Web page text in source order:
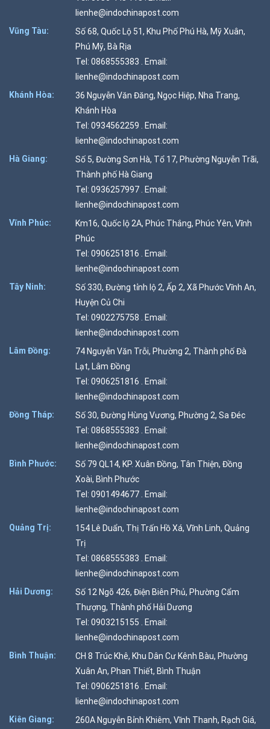
lienhe@indochinapost.com
Vũng Tàu:
Số 68, Quốc Lộ 51, Khu Phố Phú Hà, Mỹ Xuân,
Phú Mỹ, Bà Rịa
Tel: 0868555383 . Email:
lienhe@indochinapost.com
Khánh Hòa:
36 Nguyễn Văn Đăng, Ngọc Hiệp, Nha Trang,
Khánh Hòa
Tel: 0934562259 . Email:
lienhe@indochinapost.com
Hà Giang:
Số 5, Đường Sơn Hà, Tổ 17, Phường Nguyễn Trãi,
Thành phố Hà Giang
Tel: 0936257997 . Email:
lienhe@indochinapost.com
Vĩnh Phúc:
Km16, Quốc lộ 2A, Phúc Thắng, Phúc Yên, Vĩnh
Phúc
Tel: 0906251816 . Email:
lienhe@indochinapost.com
Tây Ninh:
Số 330, Đường tỉnh lộ 2, Ấp 2, Xã Phước Vĩnh An,
Huyện Củ Chi
Tel: 0902275758 . Email:
lienhe@indochinapost.com
Lâm Đồng:
74 Nguyễn Văn Trỗi, Phường 2, Thành phố Đà
Lạt, Lâm Đồng
Tel: 0906251816 . Email:
lienhe@indochinapost.com
Đồng Tháp:
Số 30, Đường Hùng Vương, Phường 2, Sa Đéc
Tel: 0868555383 . Email:
lienhe@indochinapost.com
Bình Phước:
Số 79 QL14, KP. Xuân Đồng, Tân Thiện, Đồng
Xoài, Bình Phước
Tel: 0901494677 . Email:
lienhe@indochinapost.com
Quảng Trị:
154 Lê Duẩn, Thị Trấn Hồ Xá, Vĩnh Linh, Quảng
Trị
Tel: 0868555383 . Email:
lienhe@indochinapost.com
Hải Dương:
Số 12 Ngõ 426, Điện Biên Phủ, Phường Cẩm
Thượng, Thành phố Hải Dương
Tel: 0903215155 . Email:
lienhe@indochinapost.com
Bình Thuận:
CH 8 Trúc Khê, Khu Dân Cư Kênh Bàu, Phường
Xuân An, Phan Thiết, Bình Thuận
Tel: 0906251816 . Email:
lienhe@indochinapost.com
Kiên Giang:
260A Nguyễn Bỉnh Khiêm, Vĩnh Thanh, Rạch Giá,